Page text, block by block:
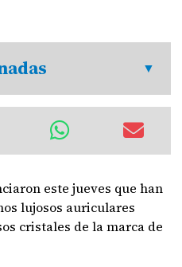
este jueves que han
lujosos auriculares
cristales de la marca de